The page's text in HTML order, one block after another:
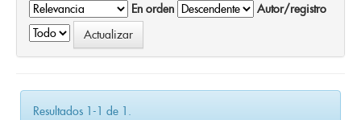
En orden
Autor/registro
Resultados 1-1 de 1.